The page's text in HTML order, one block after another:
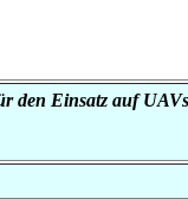
den Einsatz auf